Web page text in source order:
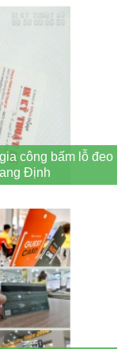
công bấm lỗ đeo
Định